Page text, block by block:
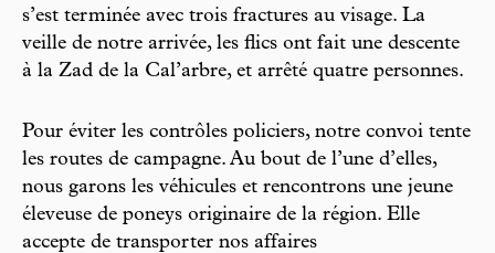
s’est terminée avec trois fractures au visage. La
veille de notre arrivée, les flics ont fait une descente
à la Zad de la Cal’arbre, et arrêté quatre personnes.
Pour éviter les contrôles policiers, notre convoi tente
les routes de campagne. Au bout de l’une d’elles,
nous garons les véhicules et rencontrons une jeune
éleveuse de poneys originaire de la région. Elle
accepte de transporter nos affaires